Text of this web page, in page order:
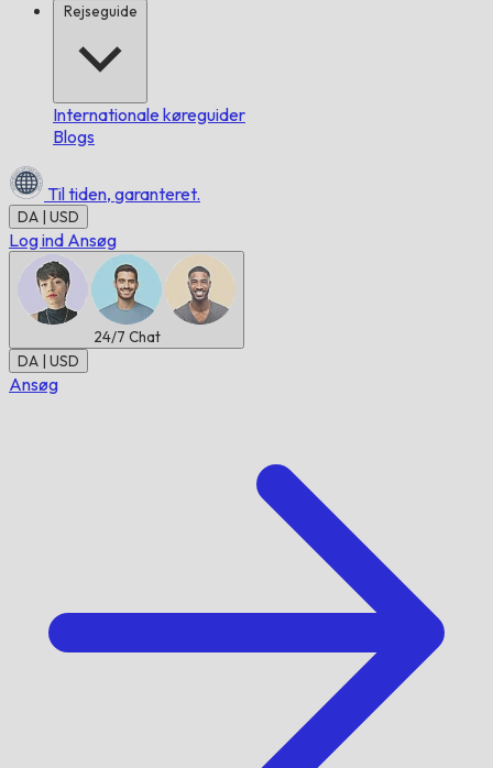
Rejseguide
Internationale køreguider
Blogs
Til tiden, garanteret.
DA | USD
Log ind Ansøg
24/7 Chat
DA | USD
Ansøg